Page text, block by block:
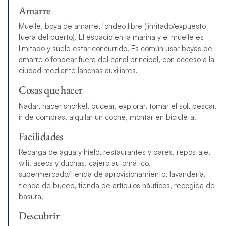
Amarre
Muelle, boya de amarre, fondeo libre (limitado/expuesto
fuera del puerto). El espacio en la marina y el muelle es
limitado y suele estar concurrido. Es común usar boyas de
amarre o fondear fuera del canal principal, con acceso a la
ciudad mediante lanchas auxiliares.
Cosas que hacer
Nadar, hacer snorkel, bucear, explorar, tomar el sol, pescar,
ir de compras, alquilar un coche, montar en bicicleta.
Facilidades
Recarga de agua y hielo, restaurantes y bares, repostaje,
wifi, aseos y duchas, cajero automático,
supermercado/tienda de aprovisionamiento, lavandería,
tienda de buceo, tienda de artículos náuticos, recogida de
basura.
Descubrir